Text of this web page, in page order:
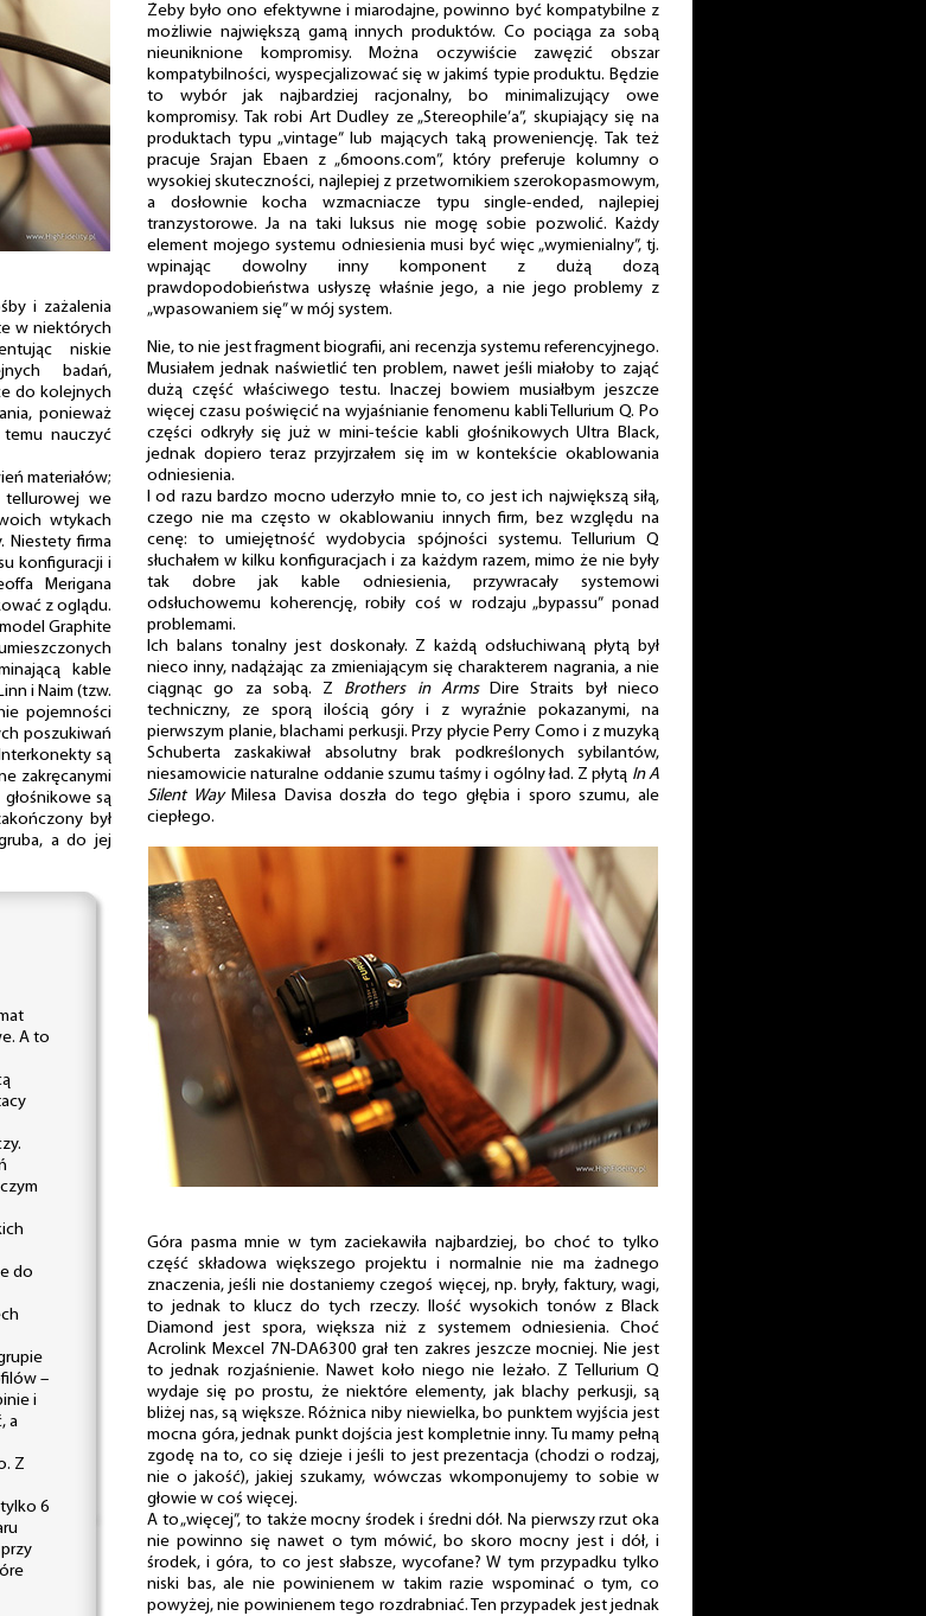
i zażalenia
w niektórych
niskie
badań,
do kolejnych
ponieważ
nauczyć
materiałów;
tellurowej we
wtykach
Niestety firma
konfiguracji i
Merigana
z oglądu.
Graphite
kable
i Naim (tzw.
pojemności
poszukiwań
są
zakręcanymi
są
był
a do jej
A to
do
–
i
a
Z
6
Żeby było ono efektywne i miarodajne, powinno być kompatybilne z
możliwie największą gamą innych produktów. Co pociąga za sobą
nieuniknione kompromisy. Można oczywiście zawęzić obszar
kompatybilności, wyspecjalizować się w jakimś typie produktu. Będzie
to wybór jak najbardziej racjonalny, bo minimalizujący owe
kompromisy. Tak robi Art Dudley ze „Stereophile’a”, skupiający się na
produktach typu „vintage” lub mających taką proweniencję. Tak też
pracuje Srajan Ebaen z „6moons.com”, który preferuje kolumny o
wysokiej skuteczności, najlepiej z przetwornikiem szerokopasmowym,
a dosłownie kocha wzmacniacze typu single-ended, najlepiej
tranzystorowe. Ja na taki luksus nie mogę sobie pozwolić. Każdy
element mojego systemu odniesienia musi być więc „wymienialny”, tj.
wpinając dowolny inny komponent z dużą dozą
prawdopodobieństwa usłyszę właśnie jego, a nie jego problemy z
„wpasowaniem się” w mój system.
Nie, to nie jest fragment biografii, ani recenzja systemu referencyjnego.
Musiałem jednak naświetlić ten problem, nawet jeśli miałoby to zająć
dużą część właściwego testu. Inaczej bowiem musiałbym jeszcze
więcej czasu poświęcić na wyjaśnianie fenomenu kabli Tellurium Q. Po
części odkryły się już w mini-teście kabli głośnikowych Ultra Black,
jednak dopiero teraz przyjrzałem się im w kontekście okablowania
odniesienia.
I od razu bardzo mocno uderzyło mnie to, co jest ich największą siłą,
czego nie ma często w okablowaniu innych firm, bez względu na
cenę: to umiejętność wydobycia spójności systemu. Tellurium Q
słuchałem w kilku konfiguracjach i za każdym razem, mimo że nie były
tak dobre jak kable odniesienia, przywracały systemowi
odsłuchowemu koherencję, robiły coś w rodzaju „bypassu” ponad
problemami.
Ich balans tonalny jest doskonały. Z każdą odsłuchiwaną płytą był
nieco inny, nadążając za zmieniającym się charakterem nagrania, a nie
ciągnąc go za sobą. Z Brothers in ArmsDire Straits był nieco
techniczny, ze sporą ilością góry i z wyraźnie pokazanymi, na
pierwszym planie, blachami perkusji. Przy płycie Perry Como i z muzyką
Schuberta zaskakiwał absolutny brak podkreślonych sybilantów,
niesamowicie naturalne oddanie szumu taśmy i ogólny ład. Z płytą In A
Silent WayMilesa Davisa doszła do tego głębia i sporo szumu, ale
ciepłego.
Góra pasma mnie w tym zaciekawiła najbardziej, bo choć to tylko
część składowa większego projektu i normalnie nie ma żadnego
znaczenia, jeśli nie dostaniemy czegoś więcej, np. bryły, faktury, wagi,
to jednak to klucz do tych rzeczy. Ilość wysokich tonów z Black
Diamond jest spora, większa niż z systemem odniesienia. Choć
Acrolink Mexcel 7N-DA6300 grał ten zakres jeszcze mocniej. Nie jest
to jednak rozjaśnienie. Nawet koło niego nie leżało. Z Tellurium Q
wydaje się po prostu, że niektóre elementy, jak blachy perkusji, są
bliżej nas, są większe. Różnica niby niewielka, bo punktem wyjścia jest
mocna góra, jednak punkt dojścia jest kompletnie inny. Tu mamy pełną
zgodę na to, co się dzieje i jeśli to jest prezentacja (chodzi o rodzaj,
nie o jakość), jakiej szukamy, wówczas wkomponujemy to sobie w
głowie w coś więcej.
A to „więcej”, to także mocny środek i średni dół. Na pierwszy rzut oka
nie powinno się nawet o tym mówić, bo skoro mocny jest i dół, i
środek, i góra, to co jest słabsze, wycofane? W tym przypadku tylko
niski bas, ale nie powinienem w takim razie wspominać o tym, co
powyżej, nie powinienem tego rozdrabniać. Ten przypadek jest jednak